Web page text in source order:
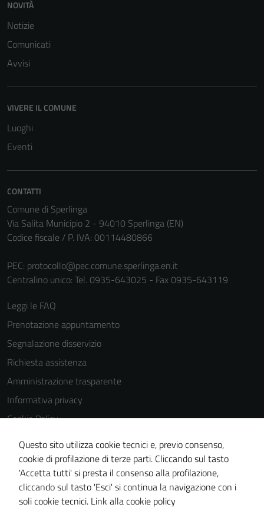
NOVITÀ
Notizie
Comunicati
Avvisi
VIVERE IL COMUNE
Luoghi
Eventi
CONTATTI
Comune di Sperlinga
Via Salita Municipio 2 - 94010 Sperlinga (EN)
Codice fiscale / P. IVA: 00114480866
PEC: protocollo@pec.comune.sperlinga.en.it
Centralino unico: Tel. 0935-643025 - Fax 0935-643119
Leggi le FAQ
Prenotazione appuntamento
Segnalazione disservizio
Richiesta assistenza
Amministrazione trasparente
Informativa privacy
Cookie Policy
Note legali
Dichiarazione di accessibilità
Obiettivi di accessibilità
Piano di miglioramento del sito
Questo sito utilizza cookie tecnici e, previo consenso,
cookie di profilazione di terze parti. Cliccando sul tasto
'Accetta tutti' si presta il consenso alla profilazione,
cliccando sul tasto 'Esci' si continua la navigazione con i
soli cookie tecnici. Link alla cookie policy